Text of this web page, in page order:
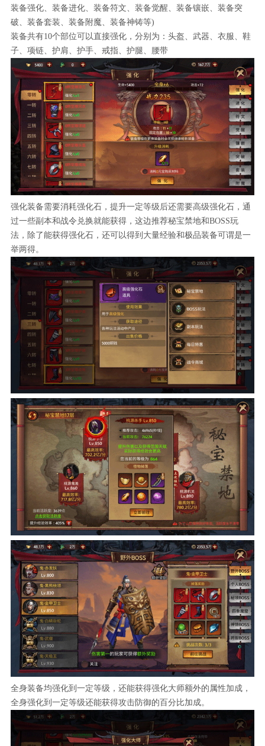
装备强化、装备进化、装备符文、装备觉醒、装备镶嵌、装备突
破、装备套装、装备附魔、装备神铸等)
装备共有10个部位可以直接强化，分别为：头盔、武器、衣服、鞋
子、项链、护肩、护手、戒指、护腿、腰带
强化装备需要消耗强化石，提升一定等级后还需要高级强化石，通
过一些副本和战令兑换就能获得，这边推荐秘宝禁地和BOSS玩
法，除了能获得强化石，还可以得到大量经验和极品装备可谓是一
举两得。
全身装备均强化到一定等级，还能获得强化大师额外的属性加成，
全身强化到一定等级还能获得攻击防御的百分比加成。